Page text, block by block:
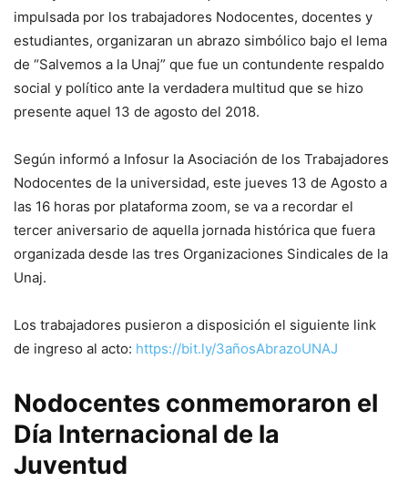
impulsada por los trabajadores Nodocentes, docentes y
estudiantes, organizaran un abrazo simbólico bajo el lema
de “Salvemos a la Unaj” que fue un contundente respaldo
social y político ante la verdadera multitud que se hizo
presente aquel 13 de agosto del 2018.
Según informó a Infosur la Asociación de los Trabajadores
Nodocentes de la universidad, este jueves 13 de Agosto a
las 16 horas por plataforma zoom, se va a recordar el
tercer aniversario de aquella jornada histórica que fuera
organizada desde las tres Organizaciones Sindicales de la
Unaj.
Los trabajadores pusieron a disposición el siguiente link
de ingreso al acto: https://bit.ly/3añosAbrazoUNAJ
Nodocentes conmemoraron el
Día Internacional de la
Juventud